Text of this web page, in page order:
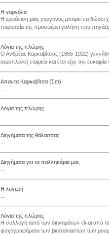
Η γοργόνα
Η εμφάνιση μιας γοργόνας μπορεί να
παρουσία της προσφέρει γαλήνη που
Λόγια της πλώρης
O Aνδρέας Kαρκαβίτσας (1865-1922)
ατμοπλοϊκή εταιρεία και έτσι είχε την
Απαντα Καρκαβίτσα (Σετ)
Λόγια της πλώρης
Διηγήματα της θάλασσας
Διηγήματα για τα παλληκάρια μας
Η λυγερή
Λόγια της πλώρης
Η συλλογή αυτή των διηγημάτων είναι από
ψυχογραφήματα των βιοπαλαιστών των